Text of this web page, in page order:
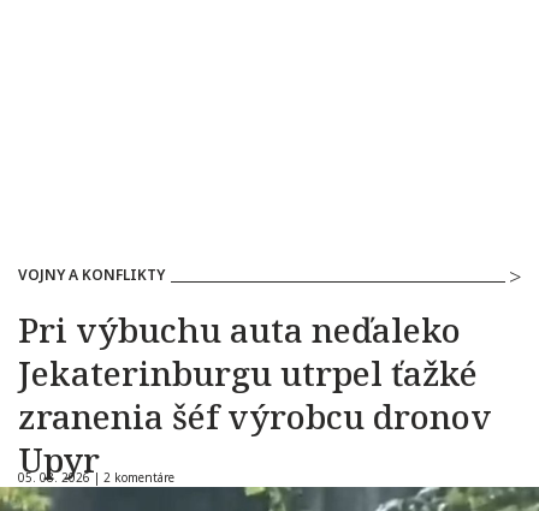
VOJNY A KONFLIKTY
Pri výbuchu auta neďaleko
Jekaterinburgu utrpel ťažké
zranenia šéf výrobcu dronov
Upyr
05. 08. 2026 | 2 komentáre